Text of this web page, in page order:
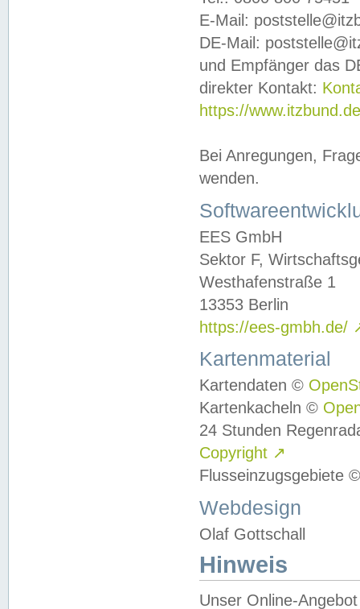
E-Mail:
DE-Mail:
und Empfänger das
direkter Kontakt:
https://
Bei Anregungen,
wenden.
EES GmbH
Sektor F,
Westhafenstraße 1
13353 Berlin
https://ees-gmbh.de/
Kartenmaterial
Kartendaten ©
Kartenkacheln ©
24 Stunden
Copyright ↗
Flusseinzugsgebiete
Webdesign
Olaf Gottschall
Hinweis
Unser Online-